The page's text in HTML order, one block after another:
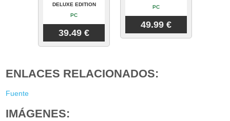
DELUXE EDITION
PC
39.49 €
PC
49.99 €
ENLACES RELACIONADOS:
Fuente
IMÁGENES: